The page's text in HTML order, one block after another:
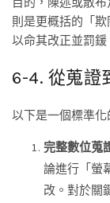
則是更概括的「
以命其改正並罰鍰
6-4. 從蒐證
以下是一個標準化
完整數位蒐
論進行「螢
改。對於關